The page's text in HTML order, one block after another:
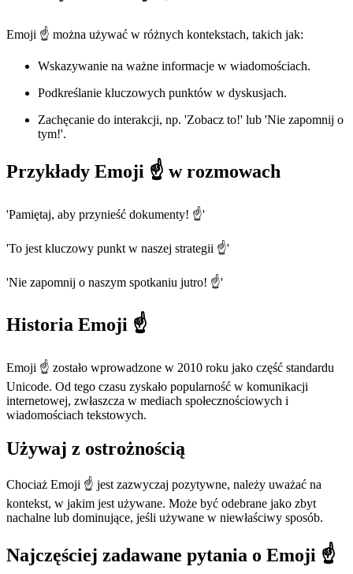
Emoji ☝️ można używać w różnych kontekstach, takich jak:
Wskazywanie na ważne informacje w wiadomościach.
Podkreślanie kluczowych punktów w dyskusjach.
Zachęcanie do interakcji, np. 'Zobacz to!' lub 'Nie zapomnij o
tym!'.
Przykłady Emoji ☝️ w rozmowach
'Pamiętaj, aby przynieść dokumenty! ☝️'
'To jest kluczowy punkt w naszej strategii ☝️'
'Nie zapomnij o naszym spotkaniu jutro! ☝️'
Historia Emoji ☝️
Emoji ☝️ zostało wprowadzone w 2010 roku jako część standardu
Unicode. Od tego czasu zyskało popularność w komunikacji
internetowej, zwłaszcza w mediach społecznościowych i
wiadomościach tekstowych.
Używaj z ostrożnością
Chociaż Emoji ☝️ jest zazwyczaj pozytywne, należy uważać na
kontekst, w jakim jest używane. Może być odebrane jako zbyt
nachalne lub dominujące, jeśli używane w niewłaściwy sposób.
Najczęściej zadawane pytania o Emoji ☝️